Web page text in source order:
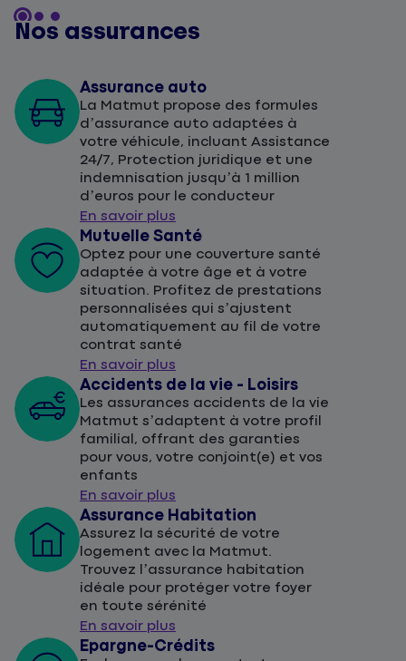
Nos assurances
Assurance auto
La Matmut propose des formules
d’assurance auto adaptées à
votre véhicule, incluant Assistance
24/7, Protection juridique et une
indemnisation jusqu’à 1 million
d’euros pour le conducteur
En savoir plus
Mutuelle Santé
Optez pour une couverture santé
adaptée à votre âge et à votre
situation. Profitez de prestations
personnalisées qui s’ajustent
automatiquement au fil de votre
contrat santé
En savoir plus
Accidents de la vie - Loisirs
Les assurances accidents de la vie
Matmut s’adaptent à votre profil
familial, offrant des garanties
pour vous, votre conjoint(e) et vos
enfants
En savoir plus
Assurance Habitation
Assurez la sécurité de votre
logement avec la Matmut.
Trouvez l’assurance habitation
idéale pour protéger votre foyer
en toute sérénité
En savoir plus
Epargne-Crédits